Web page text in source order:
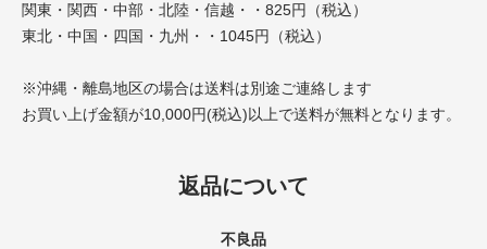
関東・関西・中部・北陸・信越・・825円（税込）
東北・中国・四国・九州・・1045円（税込）
※沖縄・離島地区の場合は送料は別途ご連絡します
お買い上げ金額が10,000円(税込)以上で送料が無料となります。
返品について
不良品